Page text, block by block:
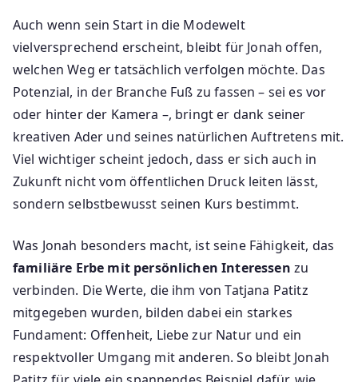
Auch wenn sein Start in die Modewelt
vielversprechend erscheint, bleibt für Jonah offen,
welchen Weg er tatsächlich verfolgen möchte. Das
Potenzial, in der Branche Fuß zu fassen – sei es vor
oder hinter der Kamera –, bringt er dank seiner
kreativen Ader und seines natürlichen Auftretens mit.
Viel wichtiger scheint jedoch, dass er sich auch in
Zukunft nicht vom öffentlichen Druck leiten lässt,
sondern selbstbewusst seinen Kurs bestimmt.
Was Jonah besonders macht, ist seine Fähigkeit, das
familiäre Erbe mit persönlichen Interessen zu
verbinden. Die Werte, die ihm von Tatjana Patitz
mitgegeben wurden, bilden dabei ein starkes
Fundament: Offenheit, Liebe zur Natur und ein
respektvoller Umgang mit anderen. So bleibt Jonah